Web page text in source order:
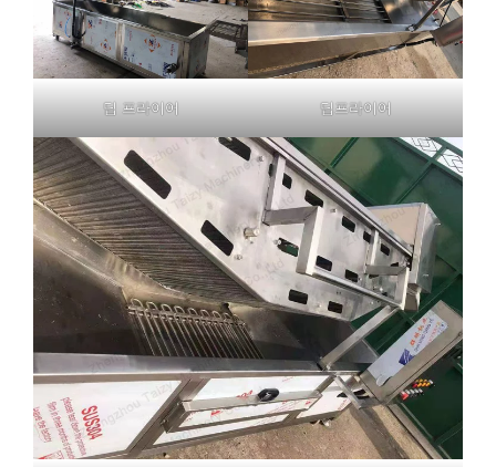
딥 프라이어 딥프라이어